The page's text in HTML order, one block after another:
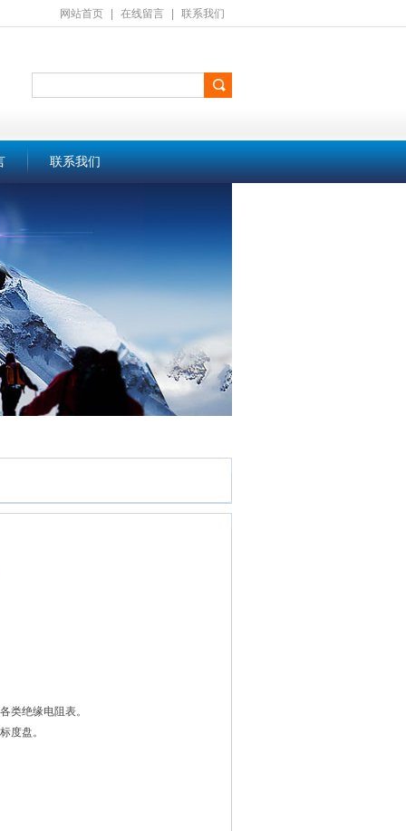
网站首页 在线留言 联系我们
联系我们
类绝缘电阻表。
度盘。